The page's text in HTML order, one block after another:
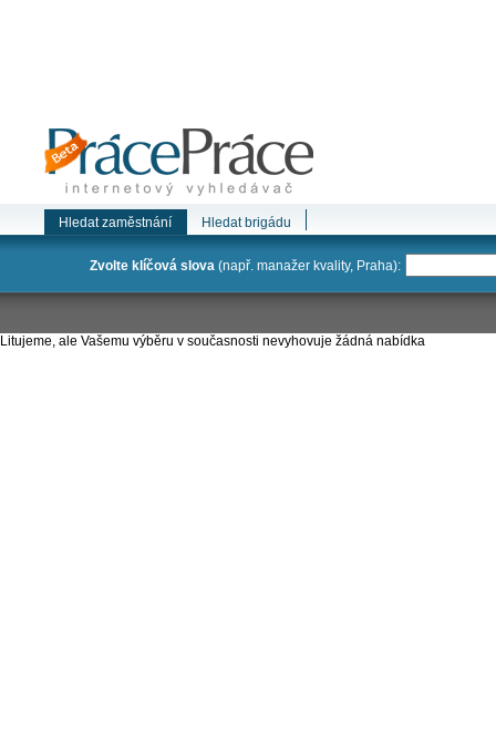
Hledat zaměstnání Hledat brigádu
Zvolte klíčová slova (např. manažer kvality, Praha):
Litujeme, ale Vašemu výběru v současnosti nevyhovuje žádná nabídka